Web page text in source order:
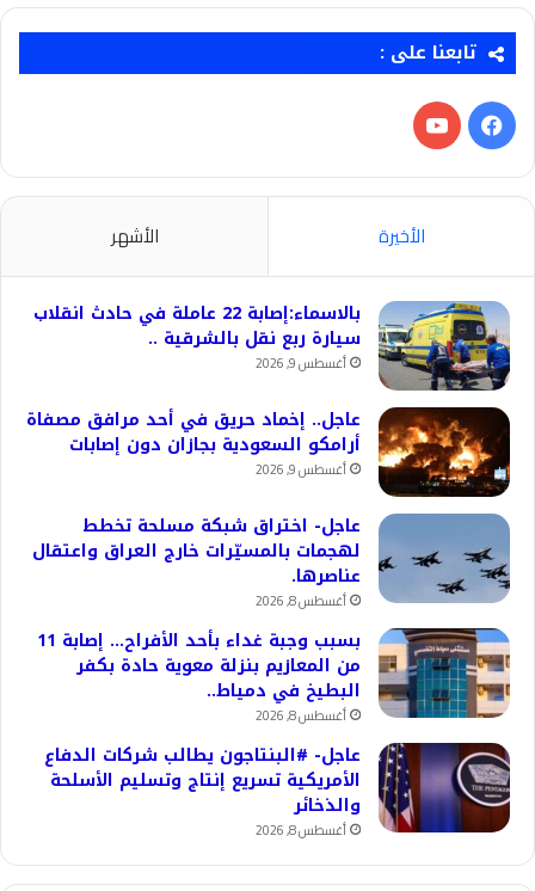
تابعنا على :
فيسبوك‫YouTube
الأخيرة الأشهر
بالاسماء:إصابة 22 عاملة في حادث انقلاب
سيارة ربع نقل بالشرقية ..
أغسطس 9, 2026
عاجل.. إخماد حريق في أحد مرافق مصفاة
أرامكو السعودية بجازان دون إصابات
أغسطس 9, 2026
عاجل- اختراق شبكة مسلحة تخطط
لهجمات بالمسيّرات خارج العراق واعتقال
عناصرها.
أغسطس 8, 2026
بسبب وجبة غداء بأحد الأفراح… إصابة 11
من المعازيم بنزلة معوية حادة بكفر
البطيخ في دمياط..
أغسطس 8, 2026
عاجل- #البنتاجون يطالب شركات الدفاع
الأمريكية تسريع إنتاج وتسليم الأسلحة
والذخائر
أغسطس 8, 2026